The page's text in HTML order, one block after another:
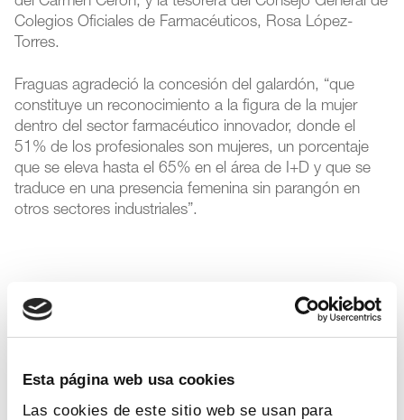
Esta página web usa cookies
Las cookies de este sitio web se usan para
Colegios Oficiales de Farmacéuticos, Rosa López-
Torres.
Fraguas agradeció la concesión del galardón, “que
constituye un reconocimiento a la figura de la mujer
dentro del sector farmacéutico innovador, donde el
51% de los profesionales son mujeres, un porcentaje
que se eleva hasta el 65% en el área de I+D y que se
traduce en una presencia femenina sin parangón en
otros sectores industriales”.